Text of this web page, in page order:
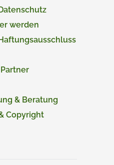
werden
& Beratung
Copyright